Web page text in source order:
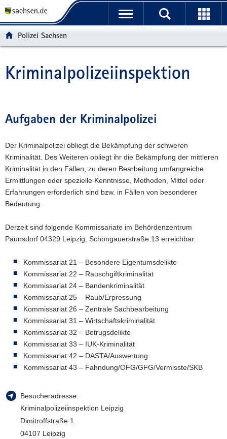
t
ü
g
e
i
f
e
n
d
N
a
g
a
o
n
t
n
g
t
i
o
n
p
n
t
t
e
o
m
a
t
i
o
n
t
-
e
c
h
Polizei Sachsen
Hauptinhalt
Kriminalpolizeiinspektion
Aufgaben der Kriminalpolizei
Der Kriminalpolizei obliegt die Bekämpfung der schweren
Kriminalität. Des Weiteren obliegt ihr die Bekämpfung der mittleren
Kriminalität in den Fällen, zu deren Bearbeitung umfangreiche
Ermittlungen oder spezielle Kenntnisse, Methoden, Mittel oder
Erfahrungen erforderlich sind bzw. in Fällen von besonderer
Bedeutung.
Derzeit sind folgende Kommissariate im Behördenzentrum
Paunsdorf 04329 Leipzig, Schongauerstraße 13 erreichbar:
Kommissariat 21 – Besondere Eigentumsdelikte
Kommissariat 22 – Rauschgiftkriminalität
Kommissariat 24 – Bandenkriminalität
Kommissariat 25 – Raub/Erpressung
Kommissariat 26 – Zentrale Sachbearbeitung
Kommissariat 31 – Wirtschaftskriminalität
Kommissariat 32 – Betrugsdelikte
Kommissariat 33 – IUK-Kriminalität
Kommissariat 42 – DASTA/Auswertung
Kommissariat 43 – Fahndung/OFG/GFG/Vermisste/SKB
Besucheradresse:
Kriminalpolizeiinspektion Leipzig
Dimitroffstraße 1
04107 Leipzig